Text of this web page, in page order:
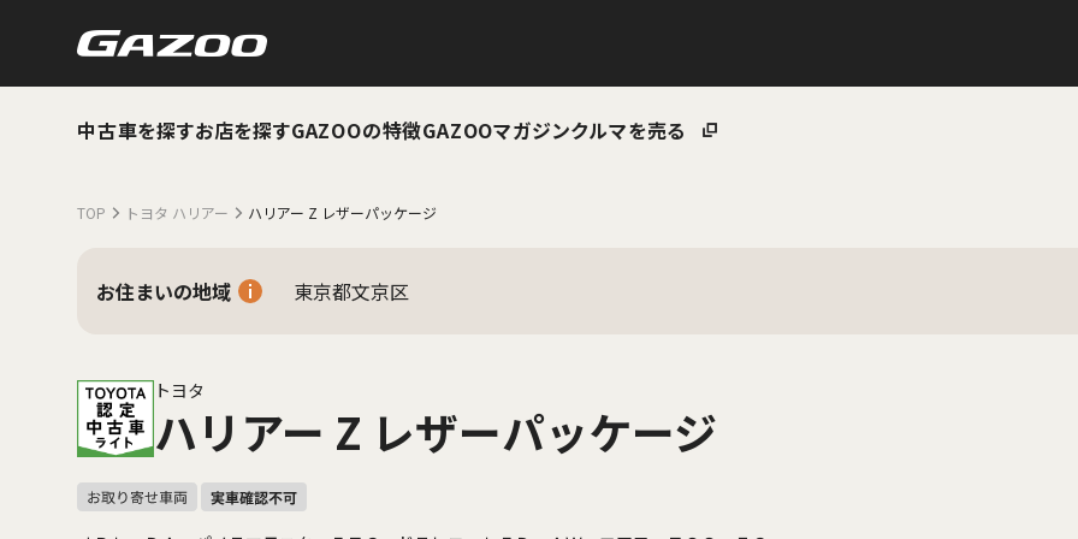
中古車を探すお店を探すGAZOOの特徴GAZOOマガジンクルマを売る
TOP トヨタ ハリアー ハリアー Z レザーパッケージ
お住まいの地域 東京都文京区
トヨタ
ハリアー Z レザーパッケージ